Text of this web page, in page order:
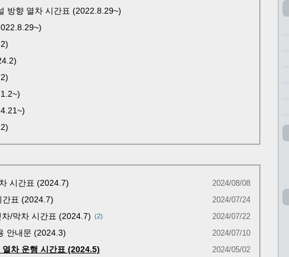
방향 열차 시간표 (2022.8.29~)
시간표 (2024.7) 2024/08/08
간표 (2024.7) 2024/07/24
/막차 시간표 (2024.7) 2 2024/07/22
안내문 (2024.3) 2024/07/10
차 운행 시간표 (2024.5) 2024/05/02